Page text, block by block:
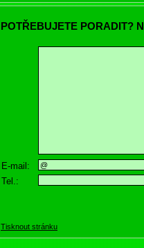
POTŘEBUJETE PORADIT?
E-mail:
Tel.:
Tisknout stránku